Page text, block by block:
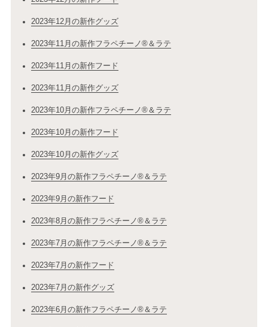
2023年12月の新作グッズ
2023年11月の新作フラペチーノ®＆ラテ
2023年11月の新作フード
2023年11月の新作グッズ
2023年10月の新作フラペチーノ®＆ラテ
2023年10月の新作フード
2023年10月の新作グッズ
2023年9月の新作フラペチーノ®＆ラテ
2023年9月の新作フード
2023年8月の新作フラペチーノ®＆ラテ
2023年7月の新作フラペチーノ®＆ラテ
2023年7月の新作フード
2023年7月の新作グッズ
2023年6月の新作フラペチーノ®＆ラテ